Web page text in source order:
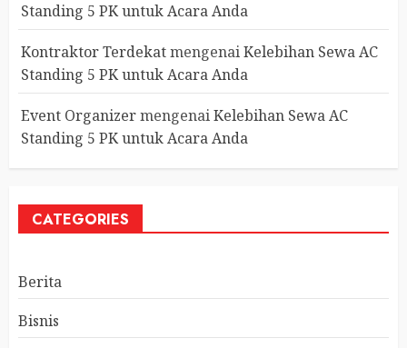
Standing 5 PK untuk Acara Anda
Kontraktor TerdekatmengenaiKelebihan Sewa AC
Standing 5 PK untuk Acara Anda
Event OrganizermengenaiKelebihan Sewa AC
Standing 5 PK untuk Acara Anda
CATEGORIES
Berita
Bisnis